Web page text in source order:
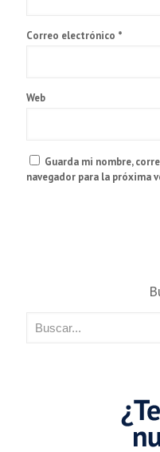
Correo electrónico *
Web
Guarda mi nombre,
navegador para la próxima